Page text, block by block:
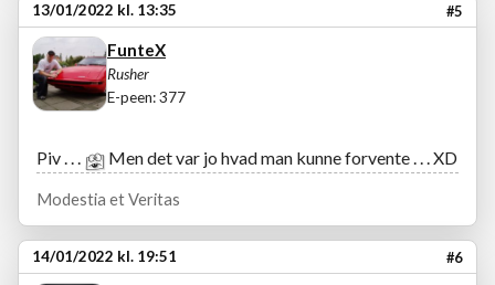
13/01/2022 kl. 13:35 #5
FunteX
Rusher
E-peen: 377
Piv . . . Men det var jo hvad man kunne forvente . . . XD
Modestia et Veritas
14/01/2022 kl. 19:51 #6